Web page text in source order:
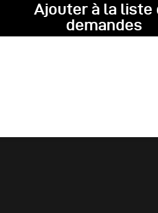
Ajouter à la liste
demandes